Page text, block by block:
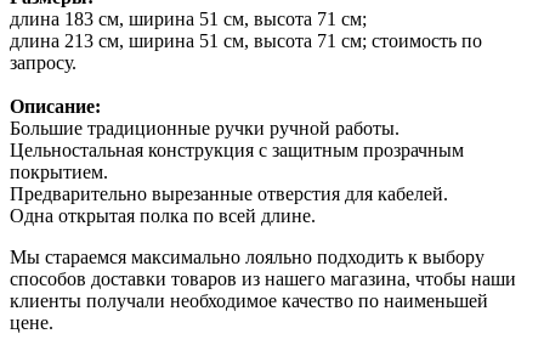
длина 183 см, ширина 51 см, высота 71 см;
длина 213 см, ширина 51 см, высота 71 см; стоимость по
запросу.
Описание:
Большие традиционные ручки ручной работы.
Цельностальная конструкция с защитным прозрачным
покрытием.
Предварительно вырезанные отверстия для кабелей.
Одна открытая полка по всей длине.
Мы стараемся максимально лояльно подходить к выбору
способов доставки товаров из нашего магазина, чтобы наши
клиенты получали необходимое качество по наименьшей
цене.